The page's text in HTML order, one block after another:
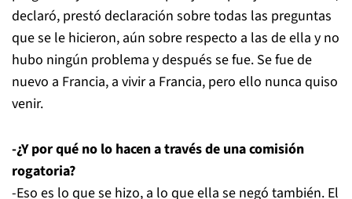
declaró, prestó declaración sobre todas las preguntas
que se le hicieron, aún sobre respecto a las de ella y no
hubo ningún problema y después se fue. Se fue de
nuevo a Francia, a vivir a Francia, pero ello nunca quiso
venir.
-¿Y por qué no lo hacen a través de una comisión
rogatoria?
-Eso es lo que se hizo, a lo que ella se negó también. El